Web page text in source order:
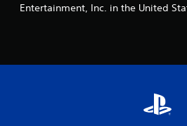
Entertainment, Inc. in the United